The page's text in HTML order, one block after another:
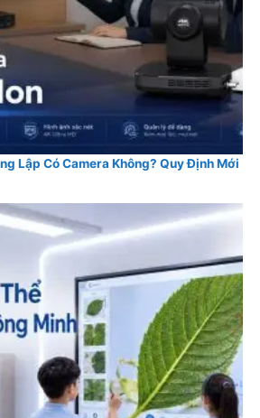
Lập Có Camera Không? Quy Định Mới